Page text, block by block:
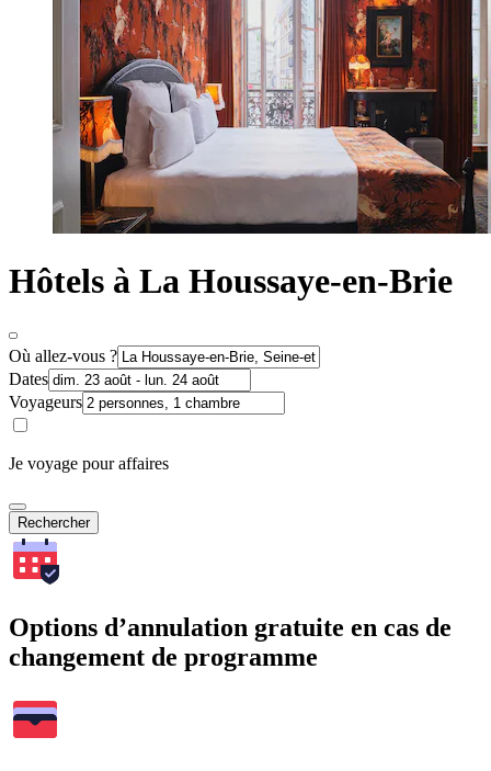
Hôtels à La Houssaye-en-Brie
Où allez-vous ?
Dates
Voyageurs
Je voyage pour affaires
Rechercher
Options d’annulation gratuite en cas de
changement de programme